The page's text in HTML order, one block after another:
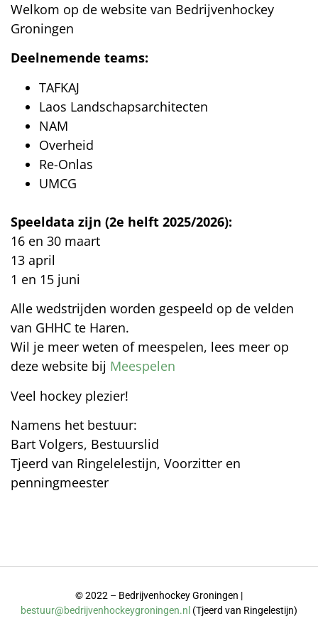
Welkom op de website van Bedrijvenhockey
Groningen
Deelnemende teams:
TAFKAJ
Laos Landschapsarchitecten
NAM
Overheid
Re-Onlas
UMCG
Speeldata zijn (2e helft 2025/2026):
16 en 30 maart
13 april
1 en 15 juni
Alle wedstrijden worden gespeeld op de velden
van GHHC te Haren.
Wil je meer weten of meespelen, lees meer op
deze website bij Meespelen
Veel hockey plezier!
Namens het bestuur:
Bart Volgers, Bestuurslid
Tjeerd van Ringelelestijn, Voorzitter en
penningmeester
© 2022 – Bedrijvenhockey Groningen |
bestuur@bedrijvenhockeygroningen.nl (Tjeerd van Ringelestijn)